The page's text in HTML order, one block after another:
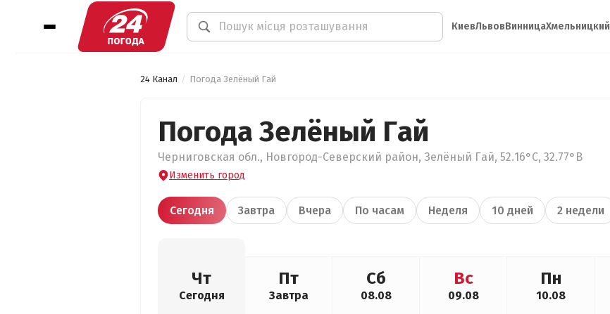
КиевЛьвовВинницаХмельницкий
24 Канал Погода Зелёный Гай
Погода Зелёный Гай
Черниговская обл., Новгород-Северский район, Зелёный Гай, 52.16°С, 32.77°В
Изменить город
Сегодня Завтра Вчера По часам Неделя 10 дней 2 недели
Чт
Сегодня
Пт
Завтра
Сб
08.08
Вс
09.08
Пн
10.08